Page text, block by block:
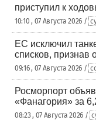
приступил к
10:10 , 07 Августа 2026 /
ЕС исключил
списков, признав
09:16 , 07 Августа 2026 /
Росморпорт
«Фанагория» за
08:23 , 07 Августа 2026 /